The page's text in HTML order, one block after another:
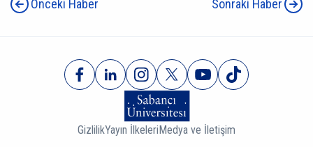
Önceki Haber Sonraki Haber
GizlilikYayın İlkeleriMedya ve İletişim